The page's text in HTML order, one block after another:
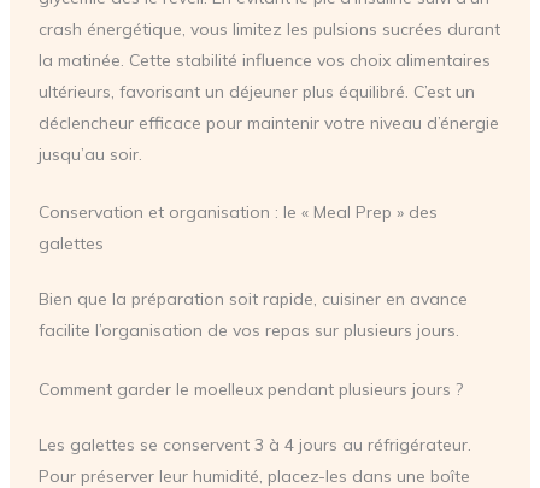
crash énergétique, vous limitez les pulsions sucrées durant
la matinée. Cette stabilité influence vos choix alimentaires
ultérieurs, favorisant un déjeuner plus équilibré. C’est un
déclencheur efficace pour maintenir votre niveau d’énergie
jusqu’au soir.
Conservation et organisation : le « Meal Prep » des
galettes
Bien que la préparation soit rapide, cuisiner en avance
facilite l’organisation de vos repas sur plusieurs jours.
Comment garder le moelleux pendant plusieurs jours ?
Les galettes se conservent 3 à 4 jours au réfrigérateur.
Pour préserver leur humidité, placez-les dans une boîte